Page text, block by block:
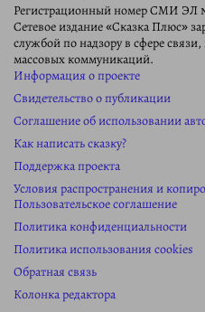
Регистрационный номер СМИ ЭЛ
Сетевое издание «Сказка Плюс»
службой по надзору в сфере
массовых коммуникаций.
Информация о проекте
Свидетельство о публикации
Соглашение об использовании
Как написать сказку?
Поддержка проекта
Условия распространения и
Пользовательское соглашение
Политика конфиденциальности
Политика использования cookies
Обратная связь
Колонка редактора